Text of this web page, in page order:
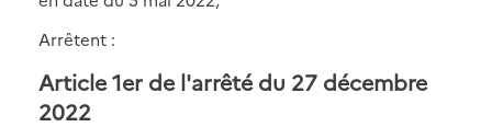
Arrêtent :
Article 1er de l'arrêté du 27 décembre
2022